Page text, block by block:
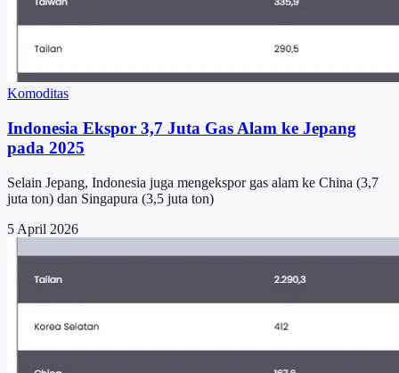
Komoditas
Indonesia Ekspor 3,7 Juta Gas Alam ke Jepang
pada 2025
Selain Jepang, Indonesia juga mengekspor gas alam ke China (3,7
juta ton) dan Singapura (3,5 juta ton)
5 April 2026